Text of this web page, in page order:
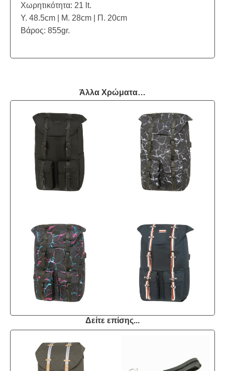
Χωρητικότητα: 21 lt.
Υ. 48.5cm | Μ. 28cm | Π. 20cm
Βάρος: 855gr.
Άλλα Χρώματα…
Δείτε επίσης...